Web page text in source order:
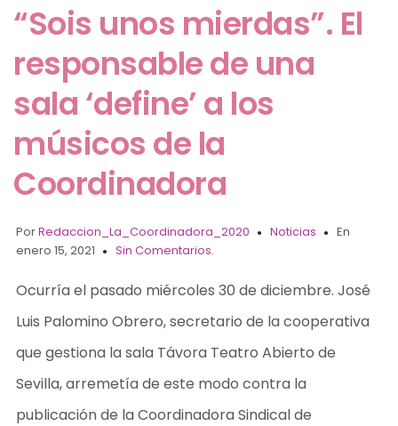
“Sois unos mierdas”. El
responsable de una
sala ‘define’ a los
músicos de la
Coordinadora
PorRedaccion_La_Coordinadora_2020 Noticias
En
enero 15, 2021
Sin Comentarios.
Ocurría el pasado miércoles 30 de diciembre. José
Luis Palomino Obrero, secretario de la cooperativa
que gestiona la sala Távora Teatro Abierto de
Sevilla, arremetía de este modo contra la
publicación de la Coordinadora Sindical de